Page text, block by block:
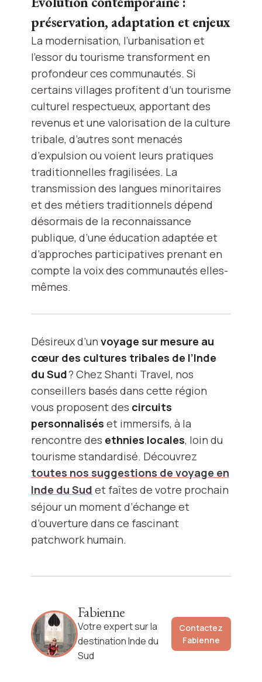
préservation, adaptation et enjeux
La modernisation, l’urbanisation et
l’essor du tourisme transforment en
profondeur ces communautés. Si
certains villages profitent d’un tourisme
culturel respectueux, apportant des
revenus et une valorisation de la culture
tribale, d’autres sont menacés
d’expulsion ou voient leurs pratiques
traditionnelles fragilisées. La
transmission des langues minoritaires
et des métiers traditionnels dépend
désormais de la reconnaissance
publique, d’une éducation adaptée et
d’approches participatives prenant en
compte la voix des communautés elles-
mêmes.
Désireux d’un voyage sur mesure au
cœur des cultures tribales de l’Inde
du Sud? Chez Shanti Travel, nos
conseillers basés dans cette région
vous proposent des circuits
personnalisés et immersifs, à la
rencontre des ethnies locales, loin du
tourisme standardisé. Découvrez
toutes nos suggestions de voyage en
Inde du Sud et faîtes de votre prochain
séjour un moment d’échange et
d’ouverture dans ce fascinant
patchwork humain.
Fabienne
Votre expert sur la
destination Inde du
Sud
Contactez
Fabienne